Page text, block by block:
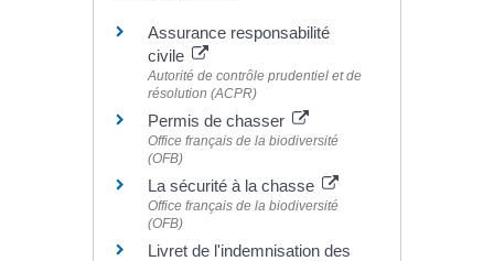
Assurance responsabilité
civile
Autorité de contrôle prudentiel et de
résolution (ACPR)
Permis de chasser
Office français de la biodiversité
(OFB)
La sécurité à la chasse
Office français de la biodiversité
(OFB)
Livret de l'indemnisation des